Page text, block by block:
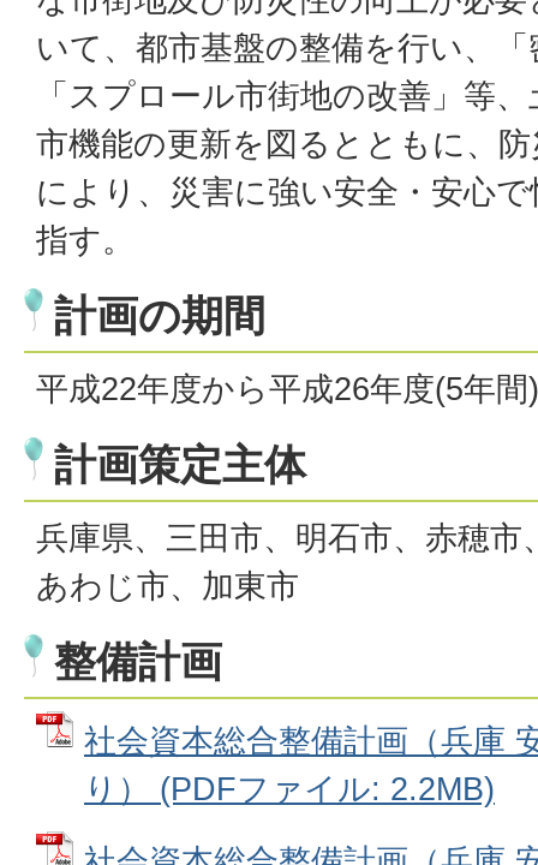
いて、都市基盤の整備を行い、
「スプロール市街地の改善」等
市機能の更新を図るとともに、
により、災害に強い安全・安心
指す。
計画の期間
平成22年度から平成26年度(5年間)
計画策定主体
兵庫県、三田市、明石市、赤穂市
あわじ市、加東市
整備計画
社会資本総合整備計画（兵庫
り） (PDFファイル: 2.2MB)